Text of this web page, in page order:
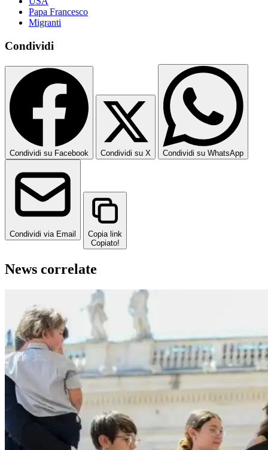
Papa Francesco
Migranti
Condividi
Condividi su Facebook Condividi su X Condividi su WhatsApp
Condividi via Email
Copia link
Copiato!
News correlate